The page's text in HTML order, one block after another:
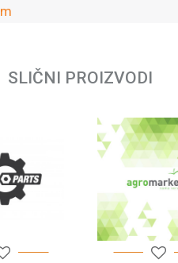
SLIČNI PROIZVODI